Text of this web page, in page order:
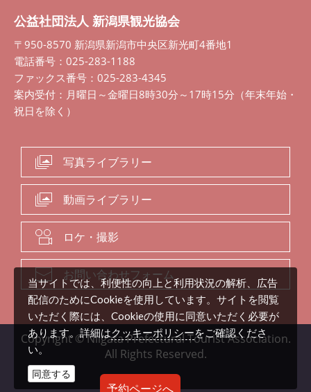
予約ページへ
公益社団法人 新潟県観光協会
〒950-8570 新潟県新潟市中央区新光町4番地1
電話番号：025-283-1188
ファックス番号：025-283-4345
案内受付：月曜日～金曜日8時30分～17時15分（年末年始・
祝日を除く）
写真ライブラリー
動画ライブラリー
ロケ・撮影
お問い合わせフォーム
Copyright © Niigata Prefectural Tourist Association.
All Rights Reserved.
当サイトでは、利便性の向上と利用状況の解析、広告
配信のためにCookieを使用しています。サイトを閲覧
いただく際には、Cookieの使用に同意いただく必要が
あります。詳細はクッキーポリシーをご確認くださ
い。
同意する